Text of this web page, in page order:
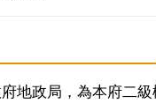
地政局，為本府二